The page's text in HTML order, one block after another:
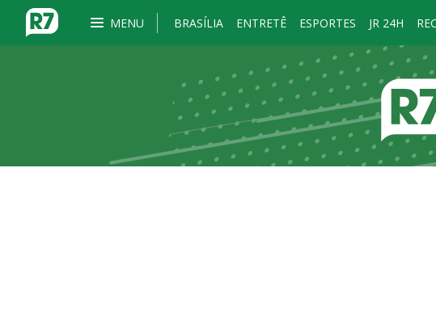
MENU BRASÍLIA ENTRETÊ ESPORTES JR 24H